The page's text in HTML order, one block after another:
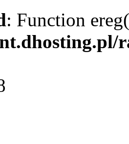
: Function